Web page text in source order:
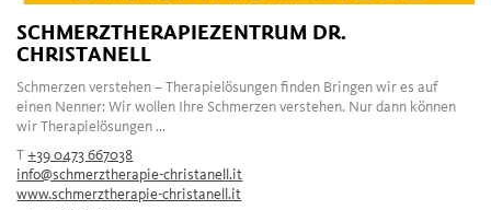
SCHMERZTHERAPIEZENTRUM DR.
CHRISTANELL
Schmerzen verstehen – Therapielösungen finden Bringen wir es auf
einen Nenner: Wir wollen Ihre Schmerzen verstehen. Nur dann können
wir Therapielösungen ...
T+39 0473 667038
info@schmerztherapie-christanell.it
www.schmerztherapie-christanell.it